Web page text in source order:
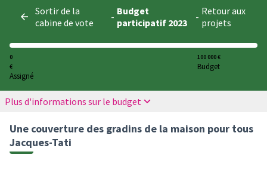
Sortir de la
cabine de vote
- Budget
participatif 2023
- Retour aux
projets
0
€
Assigné
100 000 €
Budget
Plus d'informations sur le budget
Une couverture des gradins de la maison pour tous
Jacques-Tati
Panneau de gestion des cookies